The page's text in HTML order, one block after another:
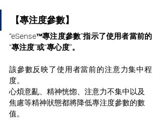
【專注度參數】
“eSense™專注度參數”指示了使用者當前的
“專注度”或“專心度”。
該參數反映了使用者當前的注意力集中程
度。
心煩意亂、精神恍惚、注意力不集中以及
焦慮等精神狀態都將降低專注度參數的數
值。